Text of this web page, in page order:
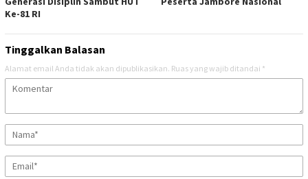
Ke-81 RI
Tinggalkan Balasan
Alamat email Anda tidak akan dipublikasikan. Ruas yang wajib ditandai *